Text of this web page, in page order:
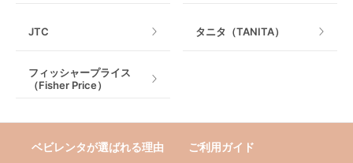
JTC タニタ（TANITA）
フィッシャープライス
（Fisher Price）
ベビレンタが選ばれる理由 ご利用ガイド